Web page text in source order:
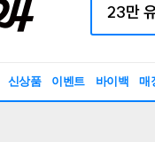
신상품 이벤트 바이백 매